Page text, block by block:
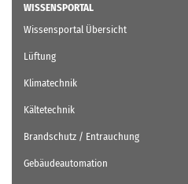
WISSENSPORTAL
Wissensportal Übersicht
Lüftung
Klimatechnik
Kältetechnik
Brandschutz / Entrauchung
Gebäudeautomation